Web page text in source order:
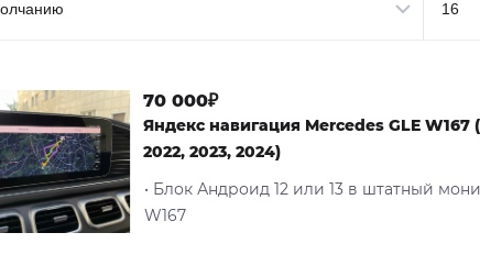
70 000₽
Яндекс навигация Mercedes GLE W167
2022, 2023, 2024)
• Блок Андроид 12 или 13 в штатный
W167